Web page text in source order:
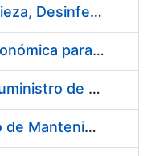
Servicio de Lavado, Limpieza, Desinfección y Descontaminación de la ropa de trabajo del personal de la FNMT-RCM de Madrid
Suministro de sillería ergonómica para la FNMT-RCM
Acuerdo marco para el suministro de material de fontanería y aire acondicionado
Contratación del Servicio de Mantenimiento de Carretillas Transportadoras-elevadoras